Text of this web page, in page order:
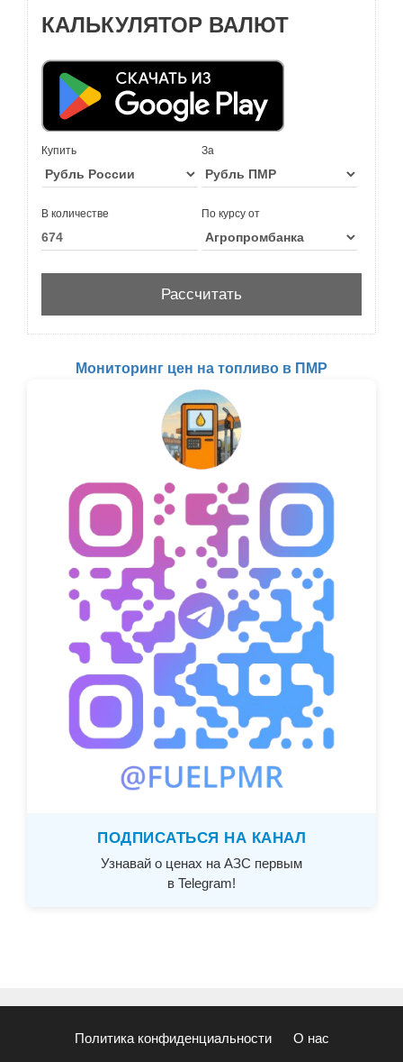
КАЛЬКУЛЯТОР ВАЛЮТ
Купить За
В количестве По курсу от
Мониторинг цен на топливо в ПМР
ПОДПИСАТЬСЯ НА КАНАЛ
Узнавай о ценах на АЗС первым
в Telegram!
Политика конфиденциальности О нас